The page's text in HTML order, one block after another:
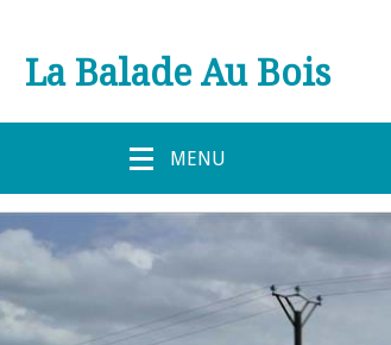
La Balade Au Bois
MENU